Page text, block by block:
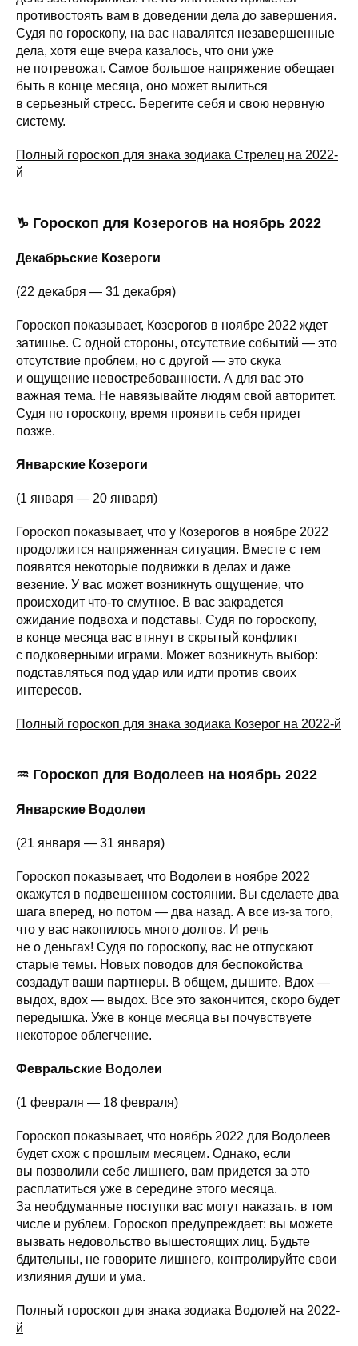
противостоять вам в доведении дела до завершения.
Судя по гороскопу, на вас навалятся незавершенные
дела, хотя еще вчера казалось, что они уже
не потревожат. Самое большое напряжение обещает
быть в конце месяца, оно может вылиться
в серьезный стресс. Берегите себя и свою нервную
систему.
Полный гороскоп для знака зодиака Стрелец на 2022-
й
♑ Гороскоп для Козерогов на ноябрь 2022
Декабрьские Козероги
(22 декабря — 31 декабря)
Гороскоп показывает, Козерогов в ноябре 2022 ждет
затишье. С одной стороны, отсутствие событий — это
отсутствие проблем, но с другой — это скука
и ощущение невостребованности. А для вас это
важная тема. Не навязывайте людям свой авторитет.
Судя по гороскопу, время проявить себя придет
позже.
Январские Козероги
(1 января — 20 января)
Гороскоп показывает, что у Козерогов в ноябре 2022
продолжится напряженная ситуация. Вместе с тем
появятся некоторые подвижки в делах и даже
везение. У вас может возникнуть ощущение, что
происходит что-то смутное. В вас закрадется
ожидание подвоха и подставы. Судя по гороскопу,
в конце месяца вас втянут в скрытый конфликт
с подковерными играми. Может возникнуть выбор:
подставляться под удар или идти против своих
интересов.
Полный гороскоп для знака зодиака Козерог на 2022-й
♒ Гороскоп для Водолеев на ноябрь 2022
Январские Водолеи
(21 января — 31 января)
Гороскоп показывает, что Водолеи в ноябре 2022
окажутся в подвешенном состоянии. Вы сделаете два
шага вперед, но потом — два назад. А все из-за того,
что у вас накопилось много долгов. И речь
не о деньгах! Судя по гороскопу, вас не отпускают
старые темы. Новых поводов для беспокойства
создадут ваши партнеры. В общем, дышите. Вдох —
выдох, вдох — выдох. Все это закончится, скоро будет
передышка. Уже в конце месяца вы почувствуете
некоторое облегчение.
Февральские Водолеи
(1 февраля — 18 февраля)
Гороскоп показывает, что ноябрь 2022 для Водолеев
будет схож с прошлым месяцем. Однако, если
вы позволили себе лишнего, вам придется за это
расплатиться уже в середине этого месяца.
За необдуманные поступки вас могут наказать, в том
числе и рублем. Гороскоп предупреждает: вы можете
вызвать недовольство вышестоящих лиц. Будьте
бдительны, не говорите лишнего, контролируйте свои
излияния души и ума.
Полный гороскоп для знака зодиака Водолей на 2022-
й